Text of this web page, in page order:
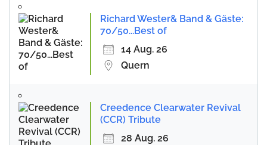
Richard Wester& Band & Gäste:
70/50...Best of
14 Aug. 26
Quern
Creedence Clearwater Revival
(CCR) Tribute
28 Aug. 26